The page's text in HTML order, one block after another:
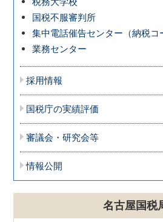
国税不服審判所
集中電話催告センター（納税コ
業務センター
採用情報
国税庁の実績評価
審議会・研究会等
情報公開
名古屋国税